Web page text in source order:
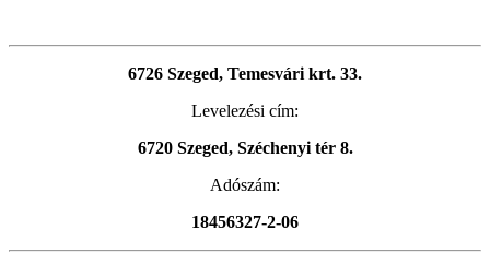
6726 Szeged, Temesvári krt. 33.
Levelezési cím:
6720 Szeged, Széchenyi tér 8.
Adószám:
18456327-2-06